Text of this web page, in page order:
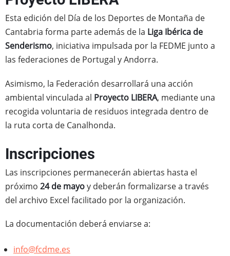
Esta edición del Día de los Deportes de Montaña de
Cantabria forma parte además de la Liga Ibérica de
Senderismo, iniciativa impulsada por la FEDME junto a
las federaciones de Portugal y Andorra.
Asimismo, la Federación desarrollará una acción
ambiental vinculada al Proyecto LIBERA, mediante una
recogida voluntaria de residuos integrada dentro de
la ruta corta de Canalhonda.
Inscripciones
Las inscripciones permanecerán abiertas hasta el
próximo 24 de mayoy deberán formalizarse a través
del archivo Excel facilitado por la organización.
La documentación deberá enviarse a:
info@fcdme.es